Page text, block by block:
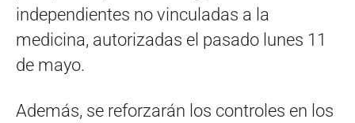
independientes no vinculadas a la
medicina, autorizadas el pasado lunes 11
de mayo.
Además, se reforzarán los controles en los